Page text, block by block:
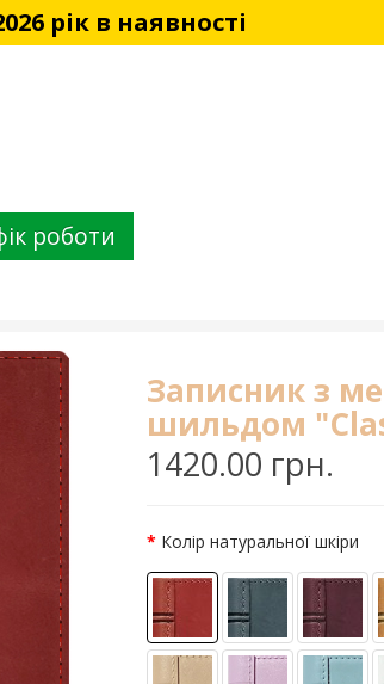
рік в наявності
роботи
Записник з
шильдом
1420.00 грн.
Колір натуральної шкіри